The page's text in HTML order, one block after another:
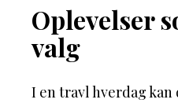
Oplevelser
valg
I en travl hverdag